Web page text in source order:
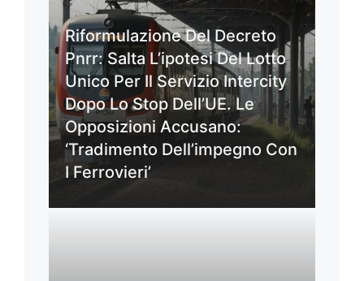
Riformulazione Del Decreto
Pnrr: Salta L’ipotesi Del Lotto
Unico Per Il Servizio Intercity
Dopo Lo Stop Dell’UE. Le
Opposizioni Accusano:
‘Tradimento Dell’impegno Con
I Ferrovieri’